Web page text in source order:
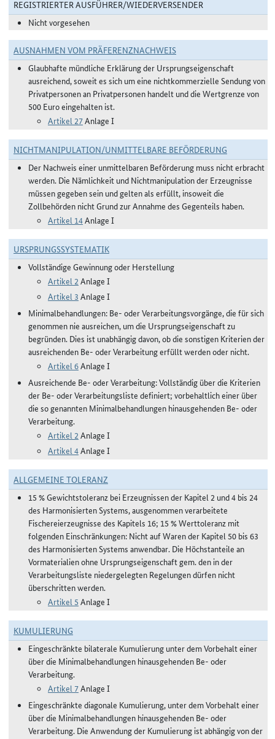
REGISTRIERTER AUSFÜHRER/WIEDERVERSENDER
Nicht vorgesehen
AUSNAHMEN VOM PRÄFERENZNACHWEIS
Glaubhafte mündliche Erklärung der Ursprungseigenschaft
ausreichend, soweit es sich um eine nichtkommerzielle Sendung von
Privatpersonen an Privatpersonen handelt und die Wertgrenze von
500 Euro eingehalten ist.
Artikel 27Anlage I
NICHTMANIPULATION/UNMITTELBARE BEFÖRDERUNG
Der Nachweis einer unmittelbaren Beförderung muss nicht erbracht
werden. Die Nämlichkeit und Nichtmanipulation der Erzeugnisse
müssen gegeben sein und gelten als erfüllt, insoweit die
Zollbehörden nicht Grund zur Annahme des Gegenteils haben.
Artikel 14Anlage I
URSPRUNGSSYSTEMATIK
Vollständige Gewinnung oder Herstellung
Artikel 2 Anlage I
Artikel 3 Anlage I
Minimalbehandlungen: Be- oder Verarbeitungsvorgänge, die für sich
genommen nie ausreichen, um die Ursprungseigenschaft zu
begründen. Dies ist unabhängig davon, ob die sonstigen Kriterien der
ausreichenden Be- oder Verarbeitung erfüllt werden oder nicht.
Artikel 6Anlage I
Ausreichende Be- oder Verarbeitung: Vollständig über die Kriterien
der Be- oder Verarbeitungsliste definiert; vorbehaltlich einer über
die so genannten Minimalbehandlungen hinausgehenden Be- oder
Verarbeitung.
Artikel 2 Anlage I
Artikel 4Anlage I
ALLGEMEINE TOLERANZ
15 % Gewichtstoleranz bei Erzeugnissen der Kapitel 2 und 4 bis 24
des Harmonisierten Systems, ausgenommen verarbeitete
Fischereierzeugnisse des Kapitels 16; 15 % Werttoleranz mit
folgenden Einschränkungen: Nicht auf Waren der Kapitel 50 bis 63
des Harmonisierten Systems anwendbar. Die Höchstanteile an
Vormaterialien ohne Ursprungseigenschaft gem. den in der
Verarbeitungsliste niedergelegten Regelungen dürfen nicht
überschritten werden.
Artikel 5 Anlage I
KUMULIERUNG
Eingeschränkte bilaterale Kumulierung unter dem Vorbehalt einer
über die Minimalbehandlungen hinausgehenden Be- oder
Verarbeitung.
Artikel 7Anlage I
Eingeschränkte diagonale Kumulierung, unter dem Vorbehalt einer
über die Minimalbehandlungen hinausgehenden Be- oder
Verarbeitung. Die Anwendung der Kumulierung ist abhängig von der